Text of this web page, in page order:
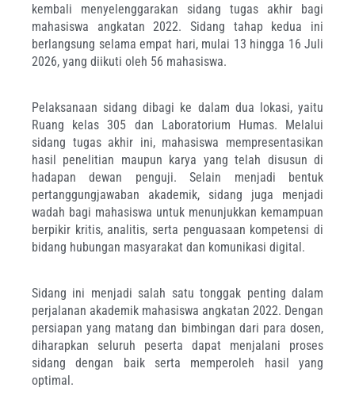
kembali menyelenggarakan sidang tugas akhir bagi
mahasiswa angkatan 2022. Sidang tahap kedua ini
berlangsung selama empat hari, mulai 13 hingga 16 Juli
2026, yang diikuti oleh 56 mahasiswa.
Pelaksanaan sidang dibagi ke dalam dua lokasi, yaitu
Ruang kelas 305 dan Laboratorium Humas. Melalui
sidang tugas akhir ini, mahasiswa mempresentasikan
hasil penelitian maupun karya yang telah disusun di
hadapan dewan penguji. Selain menjadi bentuk
pertanggungjawaban akademik, sidang juga menjadi
wadah bagi mahasiswa untuk menunjukkan kemampuan
berpikir kritis, analitis, serta penguasaan kompetensi di
bidang hubungan masyarakat dan komunikasi digital.
Sidang ini menjadi salah satu tonggak penting dalam
perjalanan akademik mahasiswa angkatan 2022. Dengan
persiapan yang matang dan bimbingan dari para dosen,
diharapkan seluruh peserta dapat menjalani proses
sidang dengan baik serta memperoleh hasil yang
optimal.